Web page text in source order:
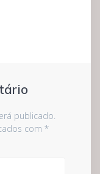
publicado.
com *